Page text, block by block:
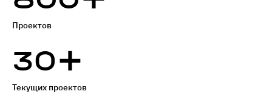
Проектов
30+
Текущих проектов